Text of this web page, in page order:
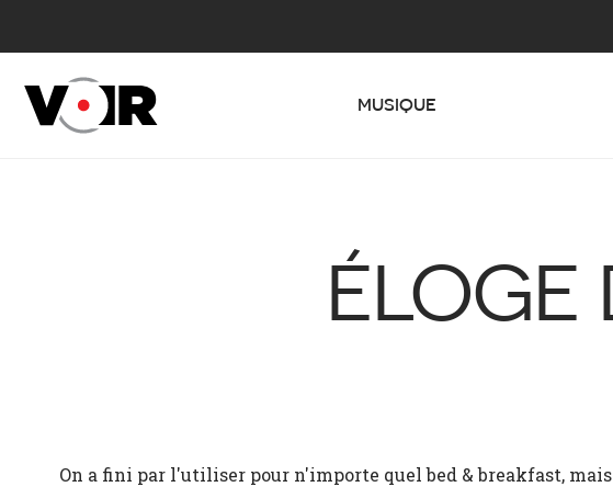
MUSIQUE
ÉLOGE
On a fini par l'utiliser pour n'importe quel bed & breakfast,